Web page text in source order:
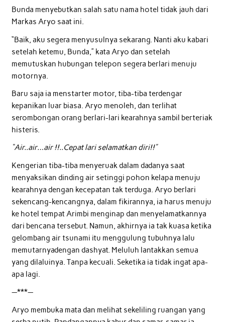
Bunda menyebutkan salah satu nama hotel tidak jauh dari
Markas Aryo saat ini.
“Baik, aku segera menyusulnya sekarang. Nanti aku kabari
setelah ketemu, Bunda,” kata Aryo dan setelah
memutuskan hubungan telepon segera berlari menuju
motornya.
Baru saja ia menstarter motor, tiba-tiba terdengar
kepanikan luar biasa. Aryo menoleh, dan terlihat
serombongan orang berlari-lari kearahnya sambil berteriak
histeris.
“Air..air…air !!..Cepat lari selamatkan diri!!”
Kengerian tiba-tiba menyeruak dalam dadanya saat
menyaksikan dinding air setinggi pohon kelapa menuju
kearahnya dengan kecepatan tak terduga. Aryo berlari
sekencang-kencangnya, dalam fikirannya, ia harus menuju
ke hotel tempat Arimbi menginap dan menyelamatkannya
dari bencana tersebut. Namun, akhirnya ia tak kuasa ketika
gelombang air tsunami itu menggulung tubuhnya lalu
memutarnyadengan dashyat. Meluluh lantakkan semua
yang dilaluinya. Tanpa kecuali. Seketika ia tidak ingat apa-
apa lagi.
—***—
Aryo membuka mata dan melihat sekeliling ruangan yang